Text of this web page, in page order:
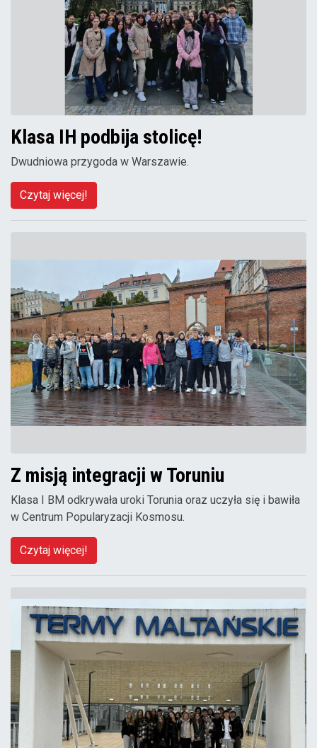
Klasa IH podbija stolicę!
Dwudniowa przygoda w Warszawie.
Czytaj więcej!
Z misją integracji w Toruniu
Klasa I BM odkrywała uroki Torunia oraz uczyła się i bawiła
w Centrum Popularyzacji Kosmosu.
Czytaj więcej!